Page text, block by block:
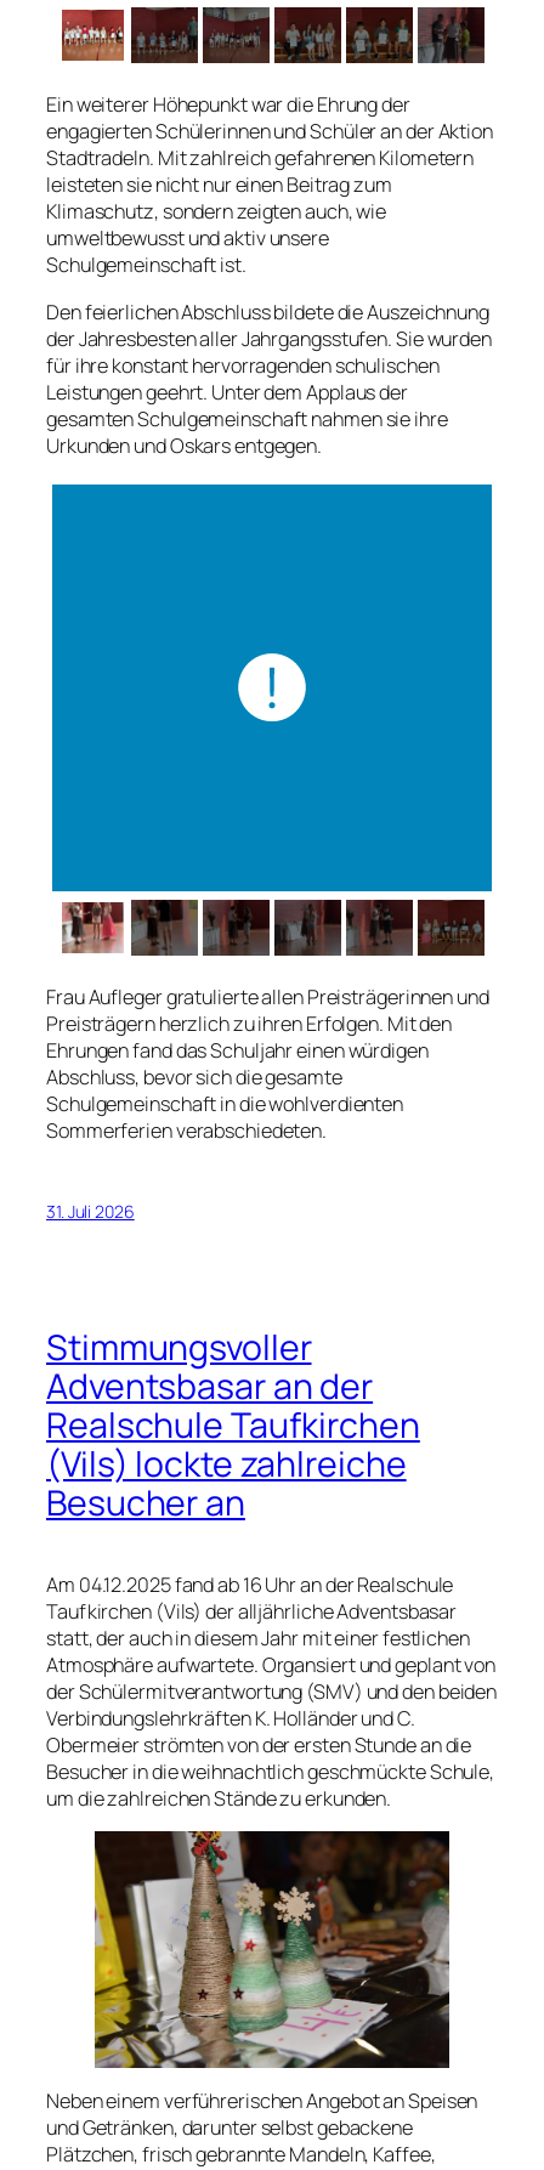
Ein weiterer Höhepunkt war die Ehrung der
engagierten Schülerinnen und Schüler an der Aktion
Stadtradeln. Mit zahlreich gefahrenen Kilometern
leisteten sie nicht nur einen Beitrag zum
Klimaschutz, sondern zeigten auch, wie
umweltbewusst und aktiv unsere
Schulgemeinschaft ist.
Den feierlichen Abschluss bildete die Auszeichnung
der Jahresbesten aller Jahrgangsstufen. Sie wurden
für ihre konstant hervorragenden schulischen
Leistungen geehrt. Unter dem Applaus der
gesamten Schulgemeinschaft nahmen sie ihre
Urkunden und Oskars entgegen.
Frau Aufleger gratulierte allen Preisträgerinnen und
Preisträgern herzlich zu ihren Erfolgen. Mit den
Ehrungen fand das Schuljahr einen würdigen
Abschluss, bevor sich die gesamte
Schulgemeinschaft in die wohlverdienten
Sommerferien verabschiedeten.
31. Juli 2026
Stimmungsvoller
Adventsbasar an der
Realschule Taufkirchen
(Vils) lockte zahlreiche
Besucher an
Am 04.12.2025 fand ab 16 Uhr an der Realschule
Taufkirchen (Vils) der alljährliche Adventsbasar
statt, der auch in diesem Jahr mit einer festlichen
Atmosphäre aufwartete. Organsiert und geplant von
der Schülermitverantwortung (SMV) und den beiden
Verbindungslehrkräften K. Holländer und C.
Obermeier strömten von der ersten Stunde an die
Besucher in die weihnachtlich geschmückte Schule,
um die zahlreichen Stände zu erkunden.
Neben einem verführerischen Angebot an Speisen
und Getränken, darunter selbst gebackene
Plätzchen, frisch gebrannte Mandeln, Kaffee,